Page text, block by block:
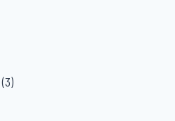
(3)